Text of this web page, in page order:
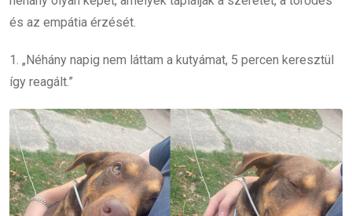
és az empátia érzését.
1. „Néhány napig nem láttam a kutyámat, 5 percen keresztül
így reagált.”